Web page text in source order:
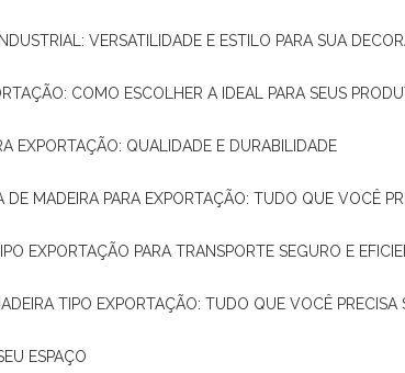
VERSATILIDADE E ESTILO PARA SUA
COMO ESCOLHER A IDEAL PARA SEUS
EXPORTAÇÃO: QUALIDADE E DURABILIDADE
DE MADEIRA PARA EXPORTAÇÃO: TUDO QUE VOCÊ
EXPORTAÇÃO PARA TRANSPORTE SEGURO E
TIPO EXPORTAÇÃO: TUDO QUE VOCÊ PRECISA
ESPAÇO